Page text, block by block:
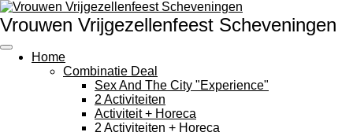
Ga
direct
naar
de
hoofdinhoud
Vrouwen Vrijgezellenfeest Scheveningen
Home
Combinatie Deal
Sex And The City "Experience"
2 Activiteiten
Activiteit + Horeca
2 Activiteiten + Horeca